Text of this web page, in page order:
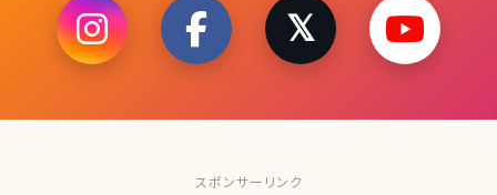
スポンサーリンク